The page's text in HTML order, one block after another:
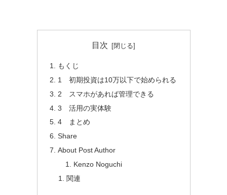
目次
もくじ
1 初期投資は10万以下で始められる
2 スマホがあれば管理できる
3 活用の実体験
4 まとめ
Share
About Post Author
Kenzo Noguchi
関連